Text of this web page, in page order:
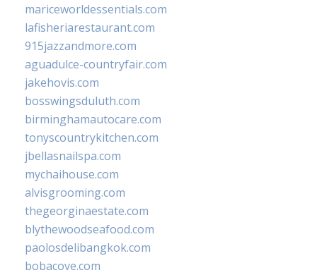
mariceworldessentials.com
lafisheriarestaurant.com
915jazzandmore.com
aguadulce-countryfair.com
jakehovis.com
bosswingsduluth.com
birminghamautocare.com
tonyscountrykitchen.com
jbellasnailspa.com
mychaihouse.com
alvisgrooming.com
thegeorginaestate.com
blythewoodseafood.com
paolosdelibangkok.com
bobacove.com